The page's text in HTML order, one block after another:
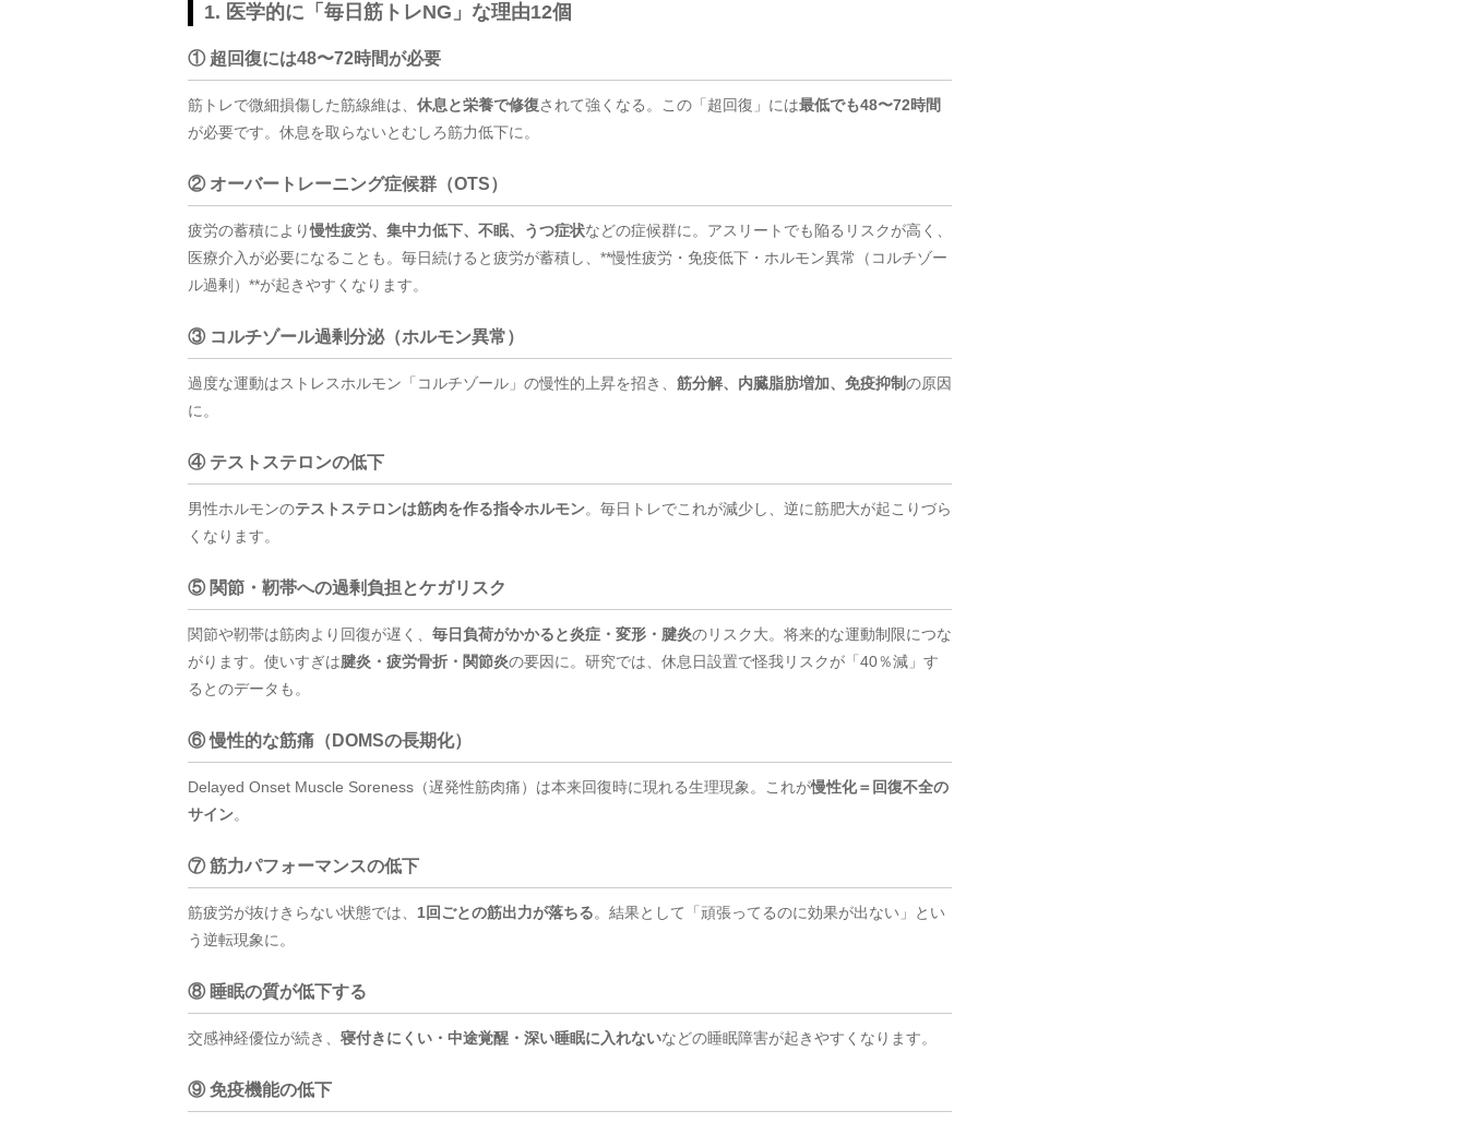
1. 医学的に「毎日筋トレNG」な理由12個
① 超回復には48〜72時間が必要
筋トレで微細損傷した筋線維は、 休息と栄養で修復されて強くなる。この「超回復」には最低でも48〜72時間
が必要です。休息を取らないとむしろ筋力低下に。
② オーバートレーニング症候群（OTS）
疲労の蓄積により慢性疲労、集中力低下、不眠、うつ症状などの症候群に。アスリートでも陥るリスクが高く、
医療介入が必要になることも。 毎日続けると疲労が蓄積し、**慢性疲労・免疫低下・ホルモン異常（コルチゾー
ル過剰）**が起きやすくなります。
③ コルチゾール過剰分泌（ホルモン異常）
過度な運動はストレスホルモン「コルチゾール」の慢性的上昇を招き、 筋分解、内臓脂肪増加、免疫抑制の原因
に。
④ テストステロンの低下
男性ホルモンのテストステロンは筋肉を作る指令ホルモン。毎日トレでこれが減少し、逆に筋肥大が起こりづら
くなります。
⑤ 関節・靭帯への過剰負担とケガリスク
関節や靭帯は筋肉より回復が遅く、 毎日負荷がかかると炎症・変形・腱炎のリスク大。将来的な運動制限につな
がります。 使いすぎは腱炎・疲労骨折・関節炎の要因に。研究では、休息日設置で怪我リスクが「40％減」す
るとのデータも。
⑥ 慢性的な筋痛（DOMSの長期化）
Delayed Onset Muscle Soreness（遅発性筋肉痛）は本来回復時に現れる生理現象。これが慢性化＝回復不全の
サイン。
⑦ 筋力パフォーマンスの低下
筋疲労が抜けきらない状態では、 1回ごとの筋出力が落ちる。結果として「頑張ってるのに効果が出ない」とい
う逆転現象に。
⑧ 睡眠の質が低下する
交感神経優位が続き、 寝付きにくい・中途覚醒・深い睡眠に入れないなどの睡眠障害が起きやすくなります。
⑨ 免疫機能の低下